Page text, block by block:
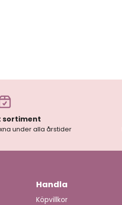
sortiment
under alla årstider
Handla
Köpvillkor